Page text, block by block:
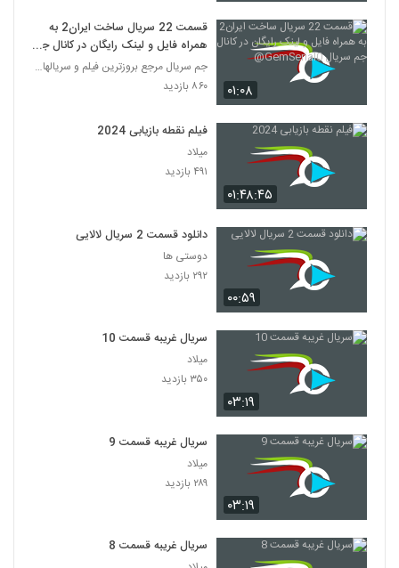
۰۱:۰۸
قسمت 22 سریال ساخت ایران2 به
همراه فایل و لینک رایگان در کانال جم
سریال GemSerial0@
جم سریال مرجع بروزترین فیلم و سریالها در تلگرام
۸۶۰ بازدید
۰۱:۴۸:۴۵
فیلم نقطه بازیابی 2024
میلاد
۴۹۱ بازدید
۰۰:۵۹
دانلود قسمت 2 سریال لالایی
دوستی ها
۲۹۲ بازدید
۰۳:۱۹
سریال غریبه قسمت 10
میلاد
۳۵۰ بازدید
۰۳:۱۹
سریال غریبه قسمت 9
میلاد
۲۸۹ بازدید
سریال غریبه قسمت 8